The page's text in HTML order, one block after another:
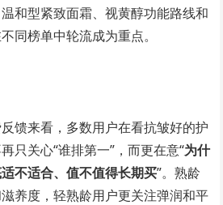
和型紧致面霜、视黄醇功能路线和
同榜单中轮流成为重点。
馈来看，多数用户在看抗皱好的护
只关心“谁排第一”，而更在意“为什
不适合、值不值得长期买”。熟龄
养度，轻熟龄用户更关注弹润和平